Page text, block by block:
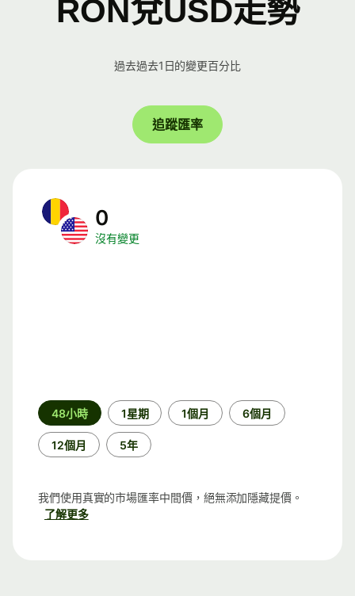
RON兌USD走勢
過去過去1日的變更百分比
追蹤匯率
0
沒有變更
時
段
48小時 1星期 1個月 6個月
12個月 5年
我們使用真實的市場匯率中間價，絕無添加隱藏提價。
了解更多